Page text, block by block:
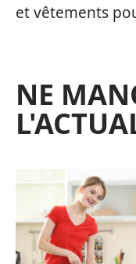
et vêtements
NE